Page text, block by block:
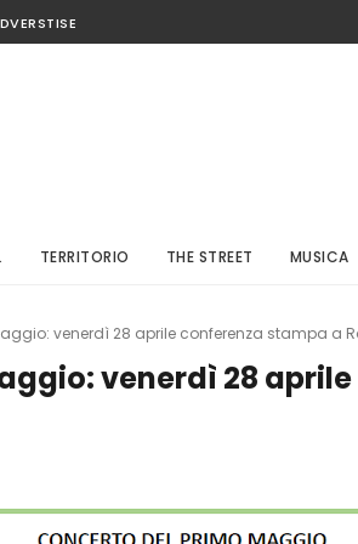
TERRITORIO THE STREET MUSICA
venerdì 28 aprile conferenza stampa a
venerdì 28